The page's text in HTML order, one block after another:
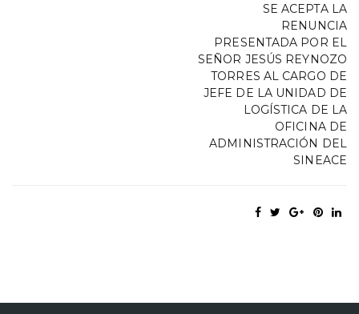
SE ACEPTA LA
RENUNCIA
PRESENTADA POR EL
SEÑOR JESÚS REYNOZO
TORRES AL CARGO DE
JEFE DE LA UNIDAD DE
LOGÍSTICA DE LA
OFICINA DE
ADMINISTRACIÓN DEL
SINEACE